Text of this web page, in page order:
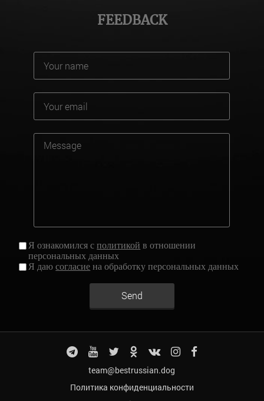
FEEDBACK
Я ознакомился сполитикой в отношении
персональных данных
Я даюсогласие на обработку персональных данных
Send
team@bestrussian.dog
Политика конфиденциальности